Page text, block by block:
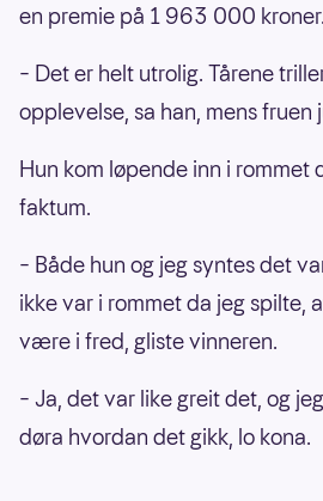
en premie på 1 963 000 kroner.
– Det er helt utrolig. Tårene
opplevelse, sa han, mens fruen
Hun kom løpende inn i rommet
faktum.
– Både hun og jeg syntes det
ikke var i rommet da jeg spilte,
være i fred, gliste vinneren.
– Ja, det var like greit det, og
døra hvordan det gikk, lo kona.